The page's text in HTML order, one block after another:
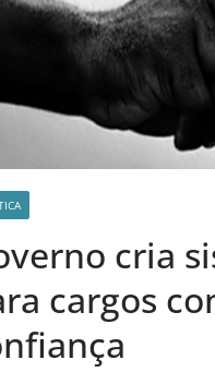
cria
cargos